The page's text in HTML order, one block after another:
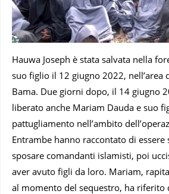
Hauwa Joseph è stata salvata nella
suo figlio il 12 giugno 2022, nell’area
Bama. Due giorni dopo, il 14 giugno
liberato anche Mariam Dauda e suo
pattugliamento nell’ambito
Entrambe hanno raccontato di essere
sposare comandanti islamisti, poi
aver avuto figli da loro. Mariam,
al momento del sequestro, ha riferito